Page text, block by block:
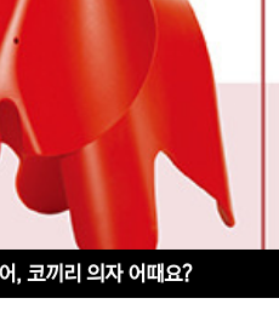
, 코끼리 의자 어때요?